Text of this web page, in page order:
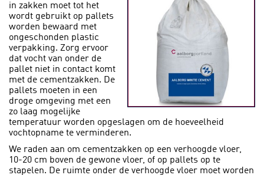
in zakken moet tot het
wordt gebruikt op pallets
worden bewaard met
ongeschonden plastic
verpakking. Zorg ervoor
dat vocht van onder de
pallet niet in contact komt
met de cementzakken. De
pallets moeten in een
droge omgeving met een
zo laag mogelijke
temperatuur worden opgeslagen om de hoeveelheid
vochtopname te verminderen.
We raden aan om cementzakken op een verhoogde vloer,
10-20 cm boven de gewone vloer, of op pallets op te
stapelen. De ruimte onder de verhoogde vloer moet worden